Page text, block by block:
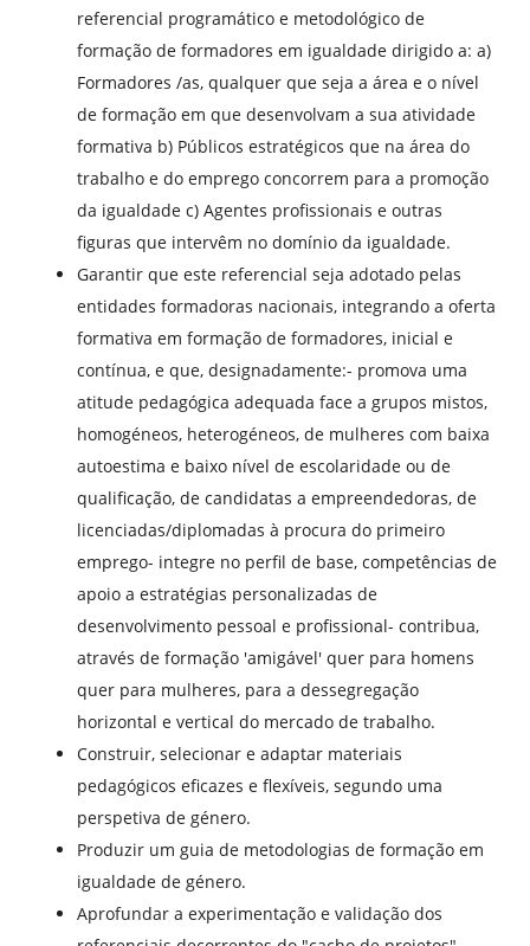
referencial programático e metodológico de
formação de formadores em igualdade dirigido a: a)
Formadores /as, qualquer que seja a área e o nível
de formação em que desenvolvam a sua atividade
formativa b) Públicos estratégicos que na área do
trabalho e do emprego concorrem para a promoção
da igualdade c) Agentes profissionais e outras
figuras que intervêm no domínio da igualdade.
Garantir que este referencial seja adotado pelas
entidades formadoras nacionais, integrando a oferta
formativa em formação de formadores, inicial e
contínua, e que, designadamente:- promova uma
atitude pedagógica adequada face a grupos mistos,
homogéneos, heterogéneos, de mulheres com baixa
autoestima e baixo nível de escolaridade ou de
qualificação, de candidatas a empreendedoras, de
licenciadas/diplomadas à procura do primeiro
emprego- integre no perfil de base, competências de
apoio a estratégias personalizadas de
desenvolvimento pessoal e profissional- contribua,
através de formação 'amigável' quer para homens
quer para mulheres, para a dessegregação
horizontal e vertical do mercado de trabalho.
Construir, selecionar e adaptar materiais
pedagógicos eficazes e flexíveis, segundo uma
perspetiva de género.
Produzir um guia de metodologias de formação em
igualdade de género.
Aprofundar a experimentação e validação dos